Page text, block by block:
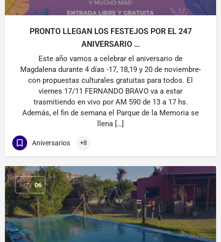
PRONTO LLEGAN LOS FESTEJOS POR EL 247
ANIVERSARIO …
Este año vamos a celebrar el aniversario de
Magdalena durante 4 días -17, 18,19 y 20 de noviembre-
con propuestas culturales gratuitas para todos. El
viernes 17/11 FERNANDO BRAVO va a estar
trasmitiendo en vivo por AM 590 de 13 a 17 hs.
Además, el fin de semana el Parque de la Memoria se
llena […]
Aniversarios +8
NOV 06